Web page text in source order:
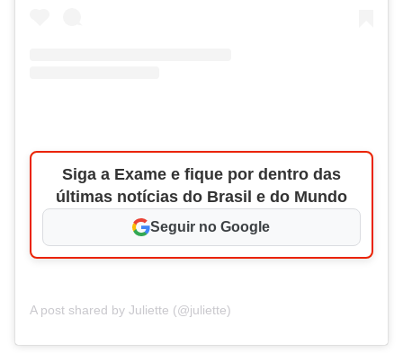
Siga a Exame e fique por dentro das
últimas notícias do Brasil e do Mundo
Seguir no Google
A post shared by Juliette (@juliette)